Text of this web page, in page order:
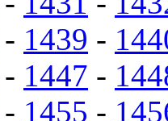
- 1439 -
- 1447 -
- 1455 -